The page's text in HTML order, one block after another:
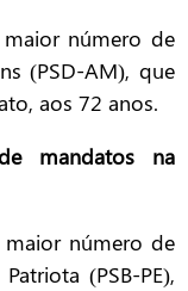
número de
(PSD-AM), que
aos 72 anos.
mandatos na
número de
(PSB-PE),